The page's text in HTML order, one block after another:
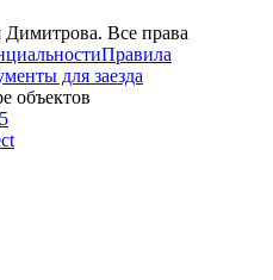
Димитрова. Все права
Правила
для заезда
объектов